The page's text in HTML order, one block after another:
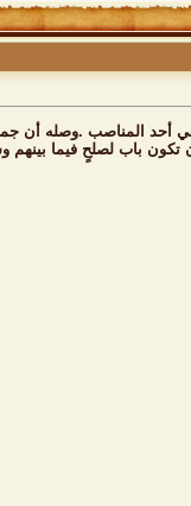
موجودين , كان رحمة الله في الأحساء سنة 1200هجرية
تكون باب لصلحٍ فيما